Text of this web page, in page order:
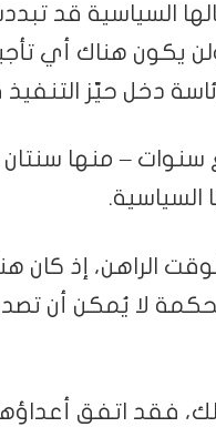
السياسية قد
يكون هناك أي
دخل حيّز التنفيذ
سنوات – منها
السياسية.
الراهن، إذ كان
لا يُمكن أن
فقد اتفق